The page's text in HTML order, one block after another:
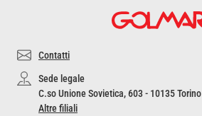
Contatti
Sede legale
C.so Unione Sovietica, 603 - 10135 Torino
Altre filiali